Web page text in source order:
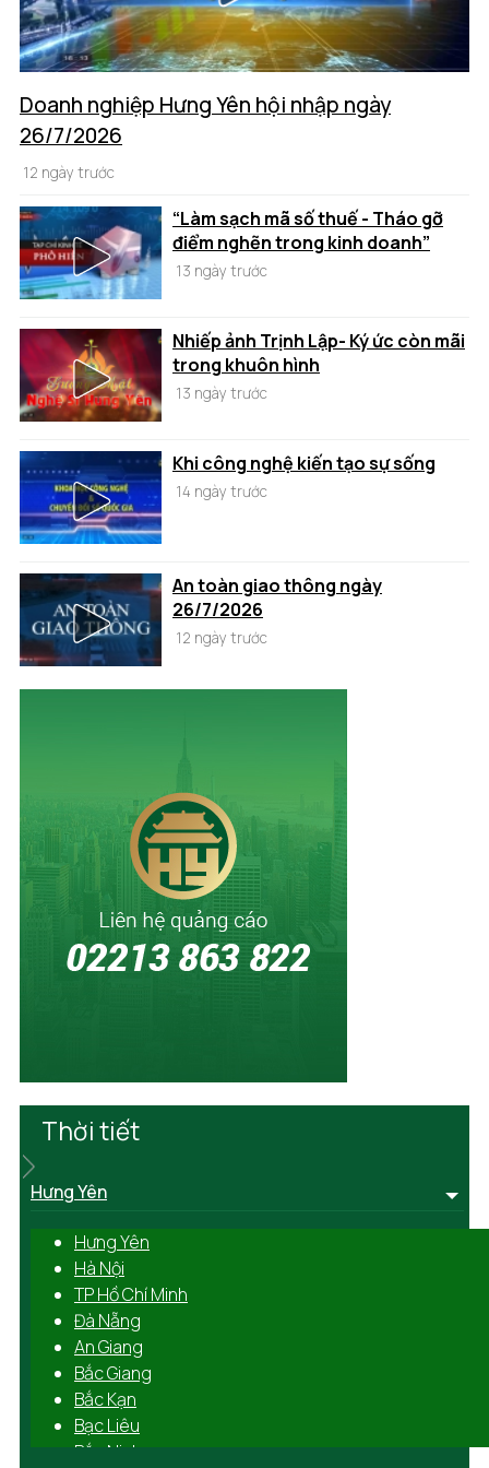
Doanh nghiệp Hưng Yên hội nhập ngày
26/7/2026
12 ngày trước
“Làm sạch mã số thuế - Tháo gỡ
điểm nghẽn trong kinh doanh”
13 ngày trước
Nhiếp ảnh Trịnh Lập- Ký ức còn mãi
trong khuôn hình
13 ngày trước
Khi công nghệ kiến tạo sự sống
14 ngày trước
An toàn giao thông ngày
26/7/2026
12 ngày trước
Thời tiết
Hưng Yên
Hưng Yên
Hà Nội
TP Hồ Chí Minh
Đà Nẵng
An Giang
Bắc Giang
Bắc Kạn
Bạc Liêu
Bắc Ninh